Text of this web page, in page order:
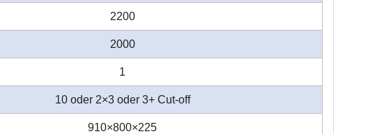
2200
2000
1
10 oder 2×3 oder 3+ Cut-off
910×800×225